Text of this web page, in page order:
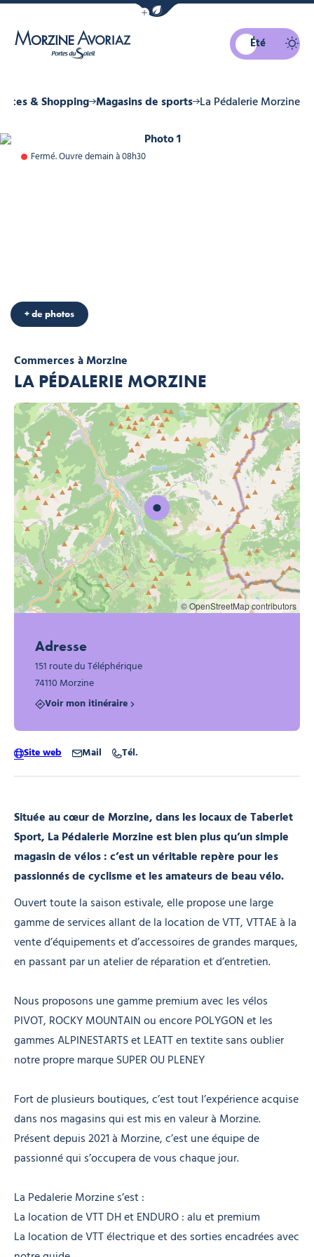
Afficher la barre de navigation du
Été
& Shopping Magasins de sports La Pédalerie Morzine
Commercesà Morzine
LA PÉDALERIE MORZINE
Photo 1
+ de photos
Fermé. Ouvre demain à 08h30
Située au cœur de Morzine, dans les locaux de Taberlet
Sport, La Pédalerie Morzine est bien plus qu’un simple
magasin de vélos : c’est un véritable repère pour les
passionnés de cyclisme et les amateurs de beau vélo.
Ouvert toute la saison estivale, elle propose une large
gamme de services allant de la location de VTT, VTTAE à la
vente d’équipements et d’accessoires de grandes marques,
en passant par un atelier de réparation et d’entretien.
Nous proposons une gamme premium avec les vélos
PIVOT, ROCKY MOUNTAIN ou encore POLYGON et les
gammes ALPINESTARTS et LEATT en textite sans oublier
notre propre marque SUPER OU PLENEY
Fort de plusieurs boutiques, c’est tout l’expérience acquise
dans nos magasins qui est mis en valeur à Morzine.
Présent depuis 2021 à Morzine, c’est une équipe de
passionné qui s’occupera de vous chaque jour.
La Pedalerie Morzine s’est :
La location de VTT DH et ENDURO : alu et premium
La location de VTT électrique et des sorties encadrées avec
© OpenStreetMap contributors
Adresse
151 route du Téléphérique
74110 Morzine
Voir mon itinéraire
Site web Mail Tél.